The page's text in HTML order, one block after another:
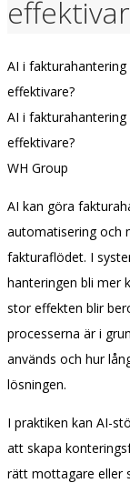
AI i
effektivare?
AI i
effektivare?
WH Group
AI kan göra
automatisering och
fakturaflödet. I
hanteringen bli mer
stor effekten blir
processerna är i
används och hur
lösningen.
I praktiken kan AI-
att skapa
rätt mottagare eller